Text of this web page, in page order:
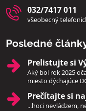
032/7417 011
všeobecný
Posledné
Prelistujte si
Aký bol rok 2025
miesto dýchajúce
Prečítajte si
...hoci nevládzem,